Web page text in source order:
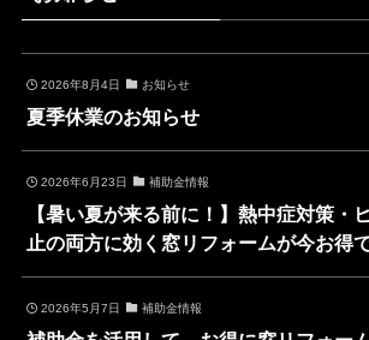
2026年8月4日 お知らせ
夏季休業のお知らせ
2026年6月23日 補助金情報
【暑い夏が来る前に！】熱中症対策・
止の両方に効く窓リフォームが今お得
2026年5月7日 補助金情報